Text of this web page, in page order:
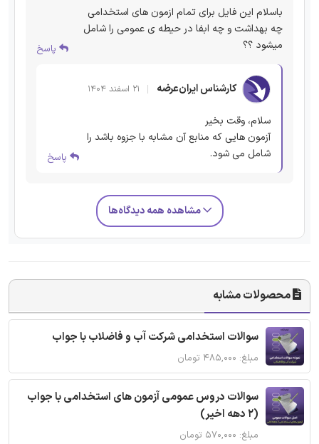
باسلام این فایل برای تمام ازمون های استخدامی
چه بهداشت و چه ابفا در حیطه ی عمومی را شامل
میشود ؟؟
پاسخ
کارشناس ایران‌عرضه ۲۱ اسفند ۱۴۰۴
سلام، وقت بخیر
آزمون هایی که منابع آن مشابه با جزوه باشد را
شامل می شود.
پاسخ
مشاهده همه دیدگاه‌ها
محصولات مشابه
سوالات استخدامی شرکت آب و فاضلاب با جواب
مبلغ: ۴۸۵,۰۰۰ تومان
سوالات دروس عمومی آزمون های استخدامی با جواب
(2 دهه اخیر)
مبلغ: ۵۷۰,۰۰۰ تومان